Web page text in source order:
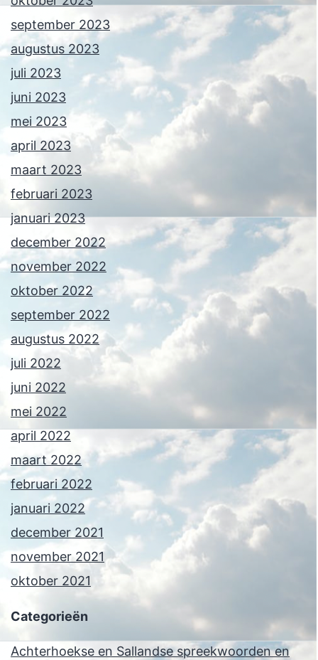
september 2023
augustus 2023
juli 2023
juni 2023
mei 2023
april 2023
maart 2023
februari 2023
januari 2023
december 2022
november 2022
oktober 2022
september 2022
augustus 2022
juli 2022
juni 2022
mei 2022
april 2022
maart 2022
februari 2022
januari 2022
december 2021
november 2021
oktober 2021
Categorieën
Achterhoekse en Sallandse spreekwoorden en